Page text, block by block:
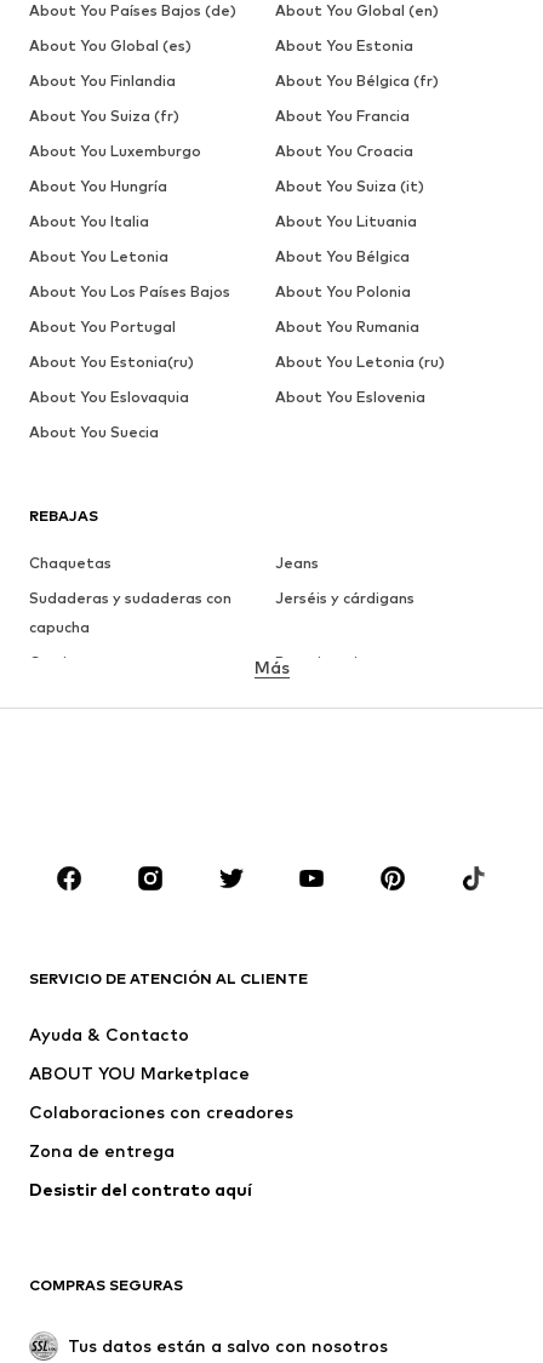
REBAJAS
Chaquetas
Jeans
Sudaderas y sudaderas con
capucha
Jerséis y cárdigans
Camisetas
Ropa interior
ROPA
Camisetas
Jeans
Pantalones
Ropa interior
Jerséis y cárdigans
Trajes y chaquetas
Ropa de baño
Nuevo
Tendencia
Más
SERVICIO DE ATENCIÓN AL CLIENTE
Ayuda & Contacto
ABOUT YOU Marketplace
Colaboraciones con creadores
Zona de entrega
Desistir del contrato aquí
COMPRAS SEGURAS
Tus datos están a salvo con nosotros
About You Países Bajos (de)
About You Global (en)
About You Global (es)
About You Estonia
About You Finlandia
About You Bélgica (fr)
About You Suiza (fr)
About You Francia
About You Luxemburgo
About You Croacia
About You Hungría
About You Suiza (it)
About You Italia
About You Lituania
About You Letonia
About You Bélgica
About You Los Países Bajos
About You Polonia
About You Portugal
About You Rumania
About You Estonia(ru)
About You Letonia (ru)
About You Eslovaquia
About You Eslovenia
About You Suecia